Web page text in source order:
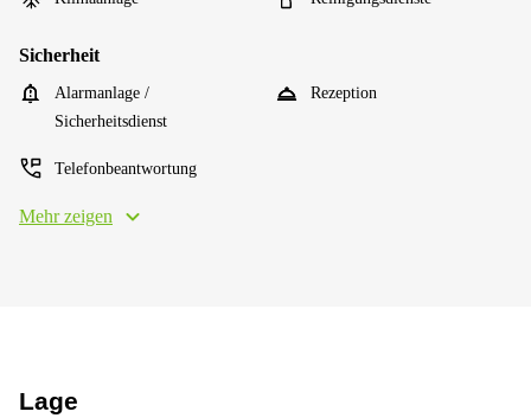
Sicherheit
Alarmanlage /
Sicherheitsdienst
Rezeption
Telefonbeantwortung
Mehr zeigen
Lage